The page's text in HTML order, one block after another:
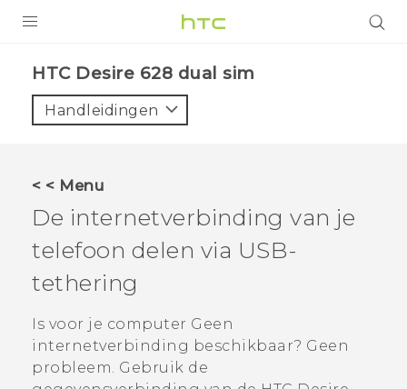
VIVE
AANBIEDINGEN
HTC Club
SUPPORT
HTC-apparaten & -accessoires
VIVERSE
Aanmelden
HTC Desire 628 dual sim‎
Handleidingen
< < Menu
De internetverbinding van je
telefoon delen via USB-
tethering
Is voor je computer Geen
internetverbinding beschikbaar? Geen
probleem. Gebruik de